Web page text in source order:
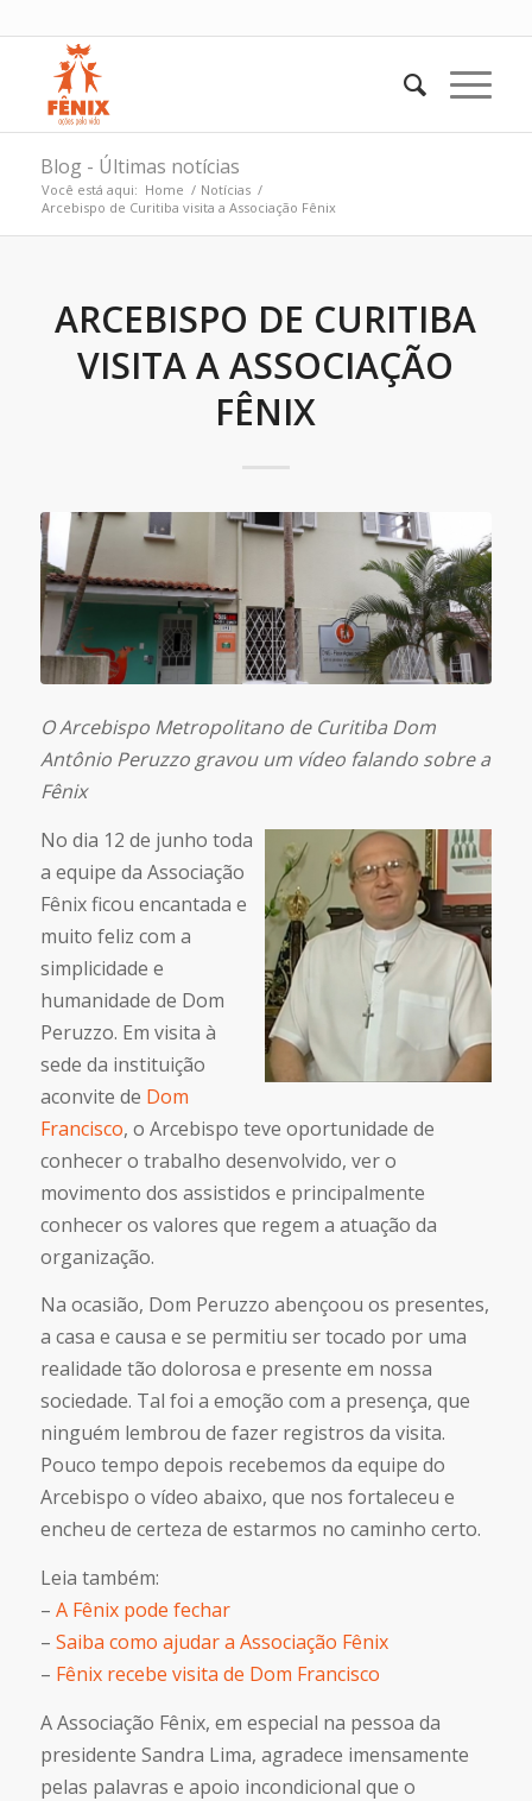
Blog - Últimas notícias
Você está aqui: Home / Notícias /
Arcebispo de Curitiba visita a Associação Fênix
ARCEBISPO DE CURITIBA
VISITA A ASSOCIAÇÃO
FÊNIX
O Arcebispo Metropolitano de Curitiba Dom
Antônio Peruzzo gravou um vídeo falando sobre a
Fênix
No dia 12 de junho toda
a equipe da Associação
Fênix ficou encantada e
muito feliz com a
simplicidade e
humanidade de Dom
Peruzzo. Em visita à
sede da instituição
aconvite de Dom
Francisco, o Arcebispo teve oportunidade de
conhecer o trabalho desenvolvido, ver o
movimento dos assistidos e principalmente
conhecer os valores que regem a atuação da
organização.
Na ocasião, Dom Peruzzo abençoou os presentes,
a casa e causa e se permitiu ser tocado por uma
realidade tão dolorosa e presente em nossa
sociedade. Tal foi a emoção com a presença, que
ninguém lembrou de fazer registros da visita.
Pouco tempo depois recebemos da equipe do
Arcebispo o vídeo abaixo, que nos fortaleceu e
encheu de certeza de estarmos no caminho certo.
Leia também:
– A Fênix pode fechar
– Saiba como ajudar a Associação Fênix
– Fênix recebe visita de Dom Francisco
A Associação Fênix, em especial na pessoa da
presidente Sandra Lima, agradece imensamente
pelas palavras e apoio incondicional que o